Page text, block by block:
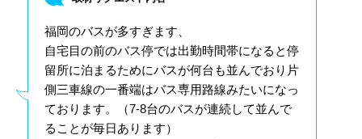
福岡のバスが多すぎます、
自宅目の前のバス停では出勤時間帯になると停
留所に泊まるためにバスが何台も並んでおり片
側三車線の一番端はバス専用路線みたいになっ
ております。（7‐8台のバスが連続して並んで
ることが毎日あります）